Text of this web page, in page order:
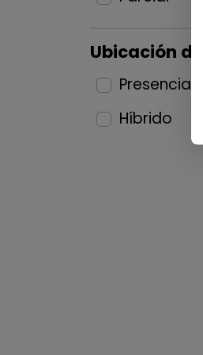
Ubicación
Presencial
Híbrido